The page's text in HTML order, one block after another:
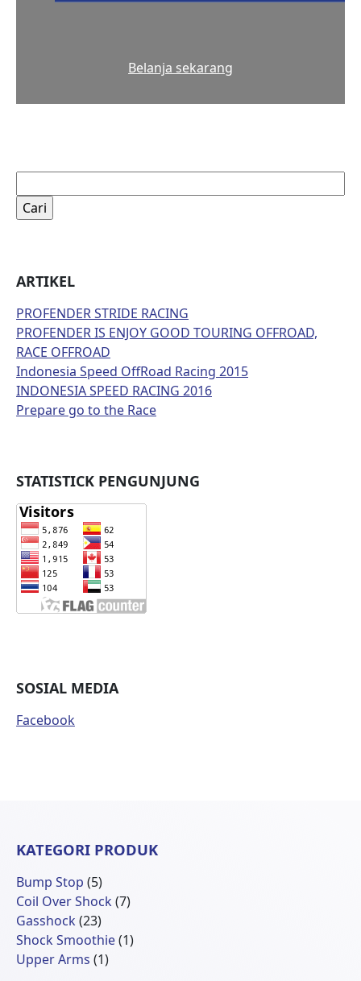
Belanja sekarang
untuk:
ARTIKEL
PROFENDER STRIDE RACING
PROFENDER IS ENJOY GOOD TOURING OFFROAD,
RACE OFFROAD
Indonesia Speed OffRoad Racing 2015
INDONESIA SPEED RACING 2016
Prepare go to the Race
STATISTICK PENGUNJUNG
SOSIAL MEDIA
Facebook
KATEGORI PRODUK
Bump Stop 55
Produk
Coil Over Shock 77
Gasshock 2323
Produk
Shock Smoothie 11
Upper Arms 11